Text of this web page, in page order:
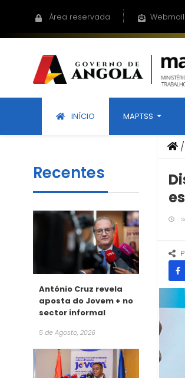
Área reservada Webmail
INÍCIO MAPTSS
Recentes
António Cruz revela
aposta do Jovem + no
sector informal
5 de Agosto, 2026
/